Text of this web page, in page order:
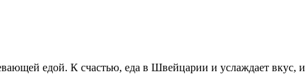
едой. К счастью, еда в Швейцарии и услаждает вкус,